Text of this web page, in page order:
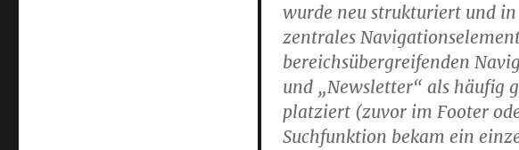
wurde neu strukturiert und
zentrales
bereichsübergreifenden
und „Newsletter“ als häufig
platziert (zuvor im Footer
Suchfunktion bekam ein